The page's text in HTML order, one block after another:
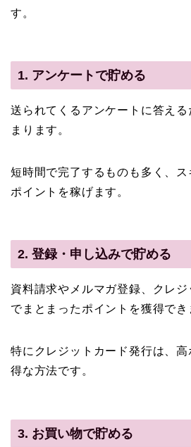
す。
1. アンケートで貯める
送られてくるアンケートに答え
まります。
短時間で完了するものも多く、
ポイントを稼げます。
2. 登録・申し込みで貯める
資料請求やメルマガ登録、クレ
でまとまったポイントを獲得でき
特にクレジットカード発行は、
得な方法です。
3. お買い物で貯める